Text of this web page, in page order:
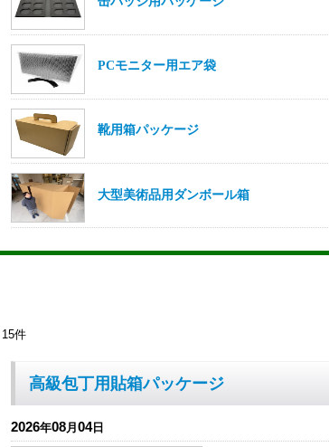
15件
高級包丁用貼箱パッケージ
2026年08月 04日